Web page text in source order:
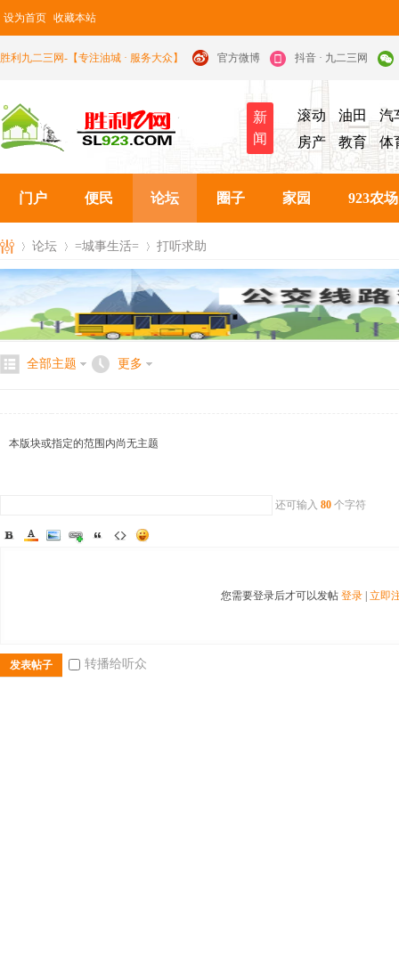
设为首页 收藏本站
胜利九二三网-【专注油城 · 服务大众】 官方微博 抖音 · 九二三网
新
闻
滚动 油田
汽
房产
教育 体
门户 便民 论坛 圈子 家园 923农场
三
论坛
›
=城事生活=
›
打听求助
全部主题 更多
本版块或指定的范围内尚无主题
还可输入 80 个字符
您需要登录后才可以发帖 登录 立即
发表帖子 转播给听众